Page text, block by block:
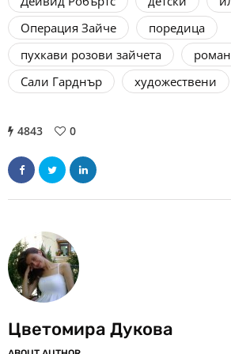
Операция Зайче
поредица
пухкави розови зайчета
роман
Сали Гарднър
художествени
4843 0
Цветомира Дукова